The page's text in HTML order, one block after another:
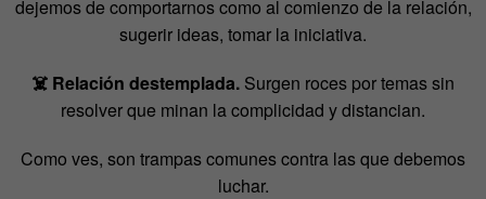
dejemos de comportarnos como al comienzo de la relación,
sugerir ideas, tomar la iniciativa.
☠️ Relación destemplada. Surgen roces por temas sin
resolver que minan la complicidad y distancian.
Como ves, son trampas comunes contra las que debemos
luchar.